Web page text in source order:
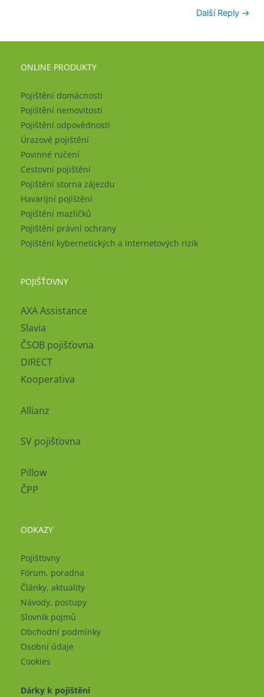
Další Reply →
ONLINE PRODUKTY
Pojištění domácnosti
Pojištění nemovitosti
Pojištění odpovědnosti
Úrazové pojištění
Povinné ručení
Cestovní pojištění
Pojištění storna zájezdu
Havarijní pojištění
Pojištění mazlíčků
Pojištění právní ochrany
Pojištění kybernetických a internetových rizik
POJIŠŤOVNY
AXA Assistance
Slavia
ČSOB pojišťovna
DIRECT
Kooperativa
Allianz
SV pojišťovna
Pillow
ČPP
ODKAZY
Pojišťovny
Fórum, poradna
Články, aktuality
Návody, postupy
Slovník pojmů
Obchodní podmínky
Osobní údaje
Cookies
Dárky k pojištění